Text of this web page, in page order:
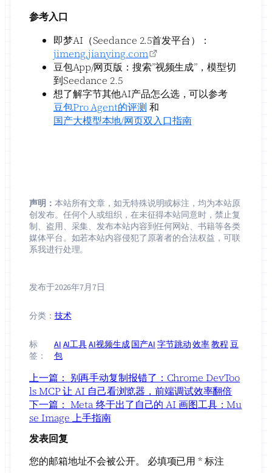
参考入口
即梦AI（Seedance 2.5首发平台）：
jimeng.jianying.com
豆包App/网页版：搜索”视频生成”，模型切
到Seedance 2.5
想了解字节其他AI产品怎么选，可以参考
豆包Pro Agent的评测 和
国产大模型本地/网页双入口指南
声明： 本站所有文章，如无特殊说明或标注，均为本站原
创发布。任何个人或组织，在未征得本站同意时，禁止复
制、盗用、采集、发布本站内容到任何网站、书籍等各类
媒体平台。如若本站内容侵犯了原著者的合法权益，可联
系我进行处理。
发布于2026年7月7日
分类： 技术
标
签：
AI AI工具AI视频生成国产AI 字节跳动效率教程豆
包
上一篇： 别再手动复制报错了：Chrome DevToo
ls MCP 让 AI 自己看浏览器，前端调试效率翻倍
下一篇： Meta 终于出了自己的 AI 画图工具：Mu
se Image 上手指南
发表回复
您的邮箱地址不会被公开。
必填项已用*标注